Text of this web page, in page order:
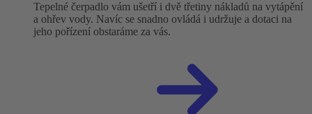
Tepelné čerpadlo vám ušetří i dvě třetiny nákladů na vytápění
a ohřev vody. Navíc se snadno ovládá i udržuje a dotaci na
jeho pořízení obstaráme za vás.